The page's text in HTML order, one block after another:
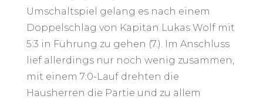
Umschaltspiel gelang es nach einem
Doppelschlag von Kapitän Lukas Wolf mit
5:3 in Führung zu gehen (7.). Im Anschluss
lief allerdings nur noch wenig zusammen,
mit einem 7:0-Lauf drehten die
Hausherren die Partie und zu allem